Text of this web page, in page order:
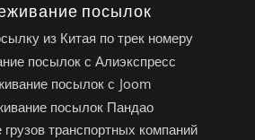
посылок
из Китая по трек номеру
посылок с Алиэкспресс
посылок с Joom
посылок Пандао
транспортных компаний